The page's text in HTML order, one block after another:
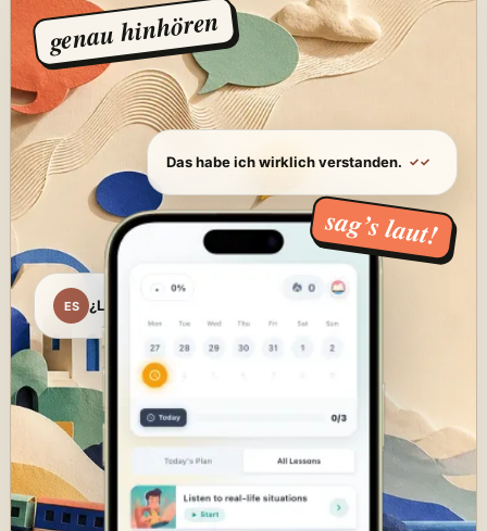
genau hinhören
sag’s laut!
ES ¿Listo para empezar?
Das habe ich wirklich verstanden. ✓✓